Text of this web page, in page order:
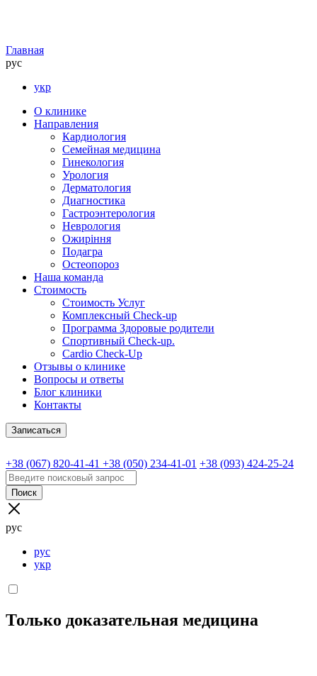
Главная
рус
укр
О клинике
Направления
Кардиология
Семейная медицина
Гинекология
Урология
Дерматология
Диагностика
Гастроэнтерология
Неврология
Ожиріння
Подагра
Остеопороз
Наша команда
Стоимость
Стоимость Услуг
Комплексный Check-up
Программа Здоровые родители
Спортивный Check-up.
Cardio Check-Up
Отзывы о клинике
Вопросы и ответы
Блог клиники
Контакты
Записаться
+38 (067) 820-41-41 +38 (050) 234-41-01 +38 (093) 424-25-24
Поиск
рус
рус
укр
Только доказательная медицина